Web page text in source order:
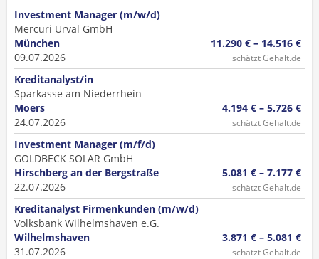
Investment Manager (m/w/d)
Mercuri Urval GmbH
München
09.07.2026
11.290 € – 14.516 €
schätzt Gehalt.de
Kreditanalyst/in
Sparkasse am Niederrhein
Moers
24.07.2026
4.194 € – 5.726 €
schätzt Gehalt.de
Investment Manager (m/f/d)
GOLDBECK SOLAR GmbH
Hirschberg an der Bergstraße
22.07.2026
5.081 € – 7.177 €
schätzt Gehalt.de
Kreditanalyst Firmenkunden (m/w/d)
Volksbank Wilhelmshaven e.G.
Wilhelmshaven
31.07.2026
3.871 € – 5.081 €
schätzt Gehalt.de